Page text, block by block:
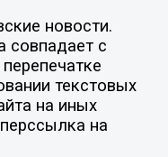
новости.
совпадает с
текстовых
на иных
на